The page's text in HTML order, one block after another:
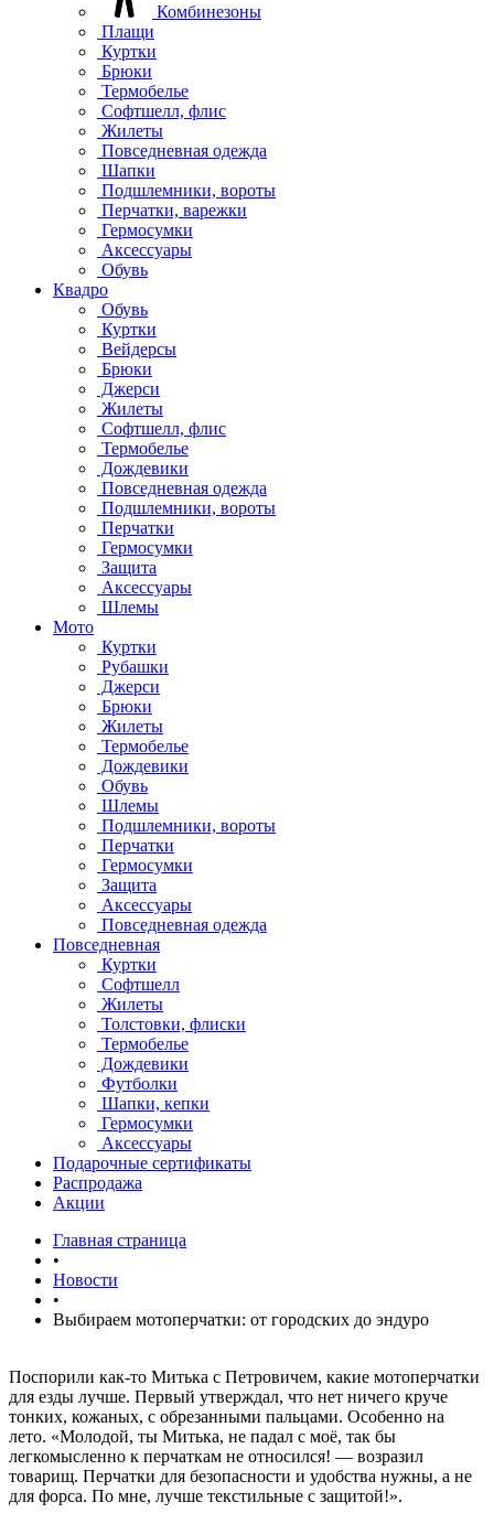
Комбинезоны
Плащи
Куртки
Брюки
Термобелье
Софтшелл, флис
Жилеты
Повседневная одежда
Шапки
Подшлемники, вороты
Перчатки, варежки
Гермосумки
Аксессуары
Обувь
Квадро
Обувь
Куртки
Вейдерсы
Брюки
Джерси
Жилеты
Софтшелл, флис
Термобелье
Дождевики
Повседневная одежда
Подшлемники, вороты
Перчатки
Гермосумки
Защита
Аксессуары
Шлемы
Мото
Куртки
Рубашки
Джерси
Брюки
Жилеты
Термобелье
Дождевики
Обувь
Шлемы
Подшлемники, вороты
Перчатки
Гермосумки
Защита
Аксессуары
Повседневная одежда
Повседневная
Куртки
Софтшелл
Жилеты
Толстовки, флиски
Термобелье
Дождевики
Футболки
Шапки, кепки
Гермосумки
Аксессуары
Подарочные сертификаты
Распродажа
Акции
Главная страница
•
Новости
•
Выбираем мотоперчатки: от городских до эндуро
Поспорили как-то Митька с Петровичем, какие мотоперчатки
для езды лучше. Первый утверждал, что нет ничего круче
тонких, кожаных, с обрезанными пальцами. Особенно на
лето. «Молодой, ты Митька, не падал с моё, так бы
легкомысленно к перчаткам не относился! — возразил
товарищ. Перчатки для безопасности и удобства нужны, а не
для форса. По мне, лучше текстильные с защитой!».